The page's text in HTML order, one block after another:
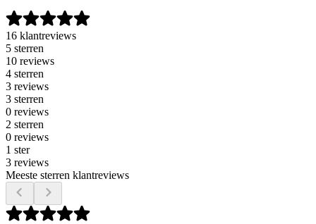
16 klantreviews
5 sterren
10 reviews
4 sterren
3 reviews
3 sterren
0 reviews
2 sterren
0 reviews
1 ster
3 reviews
Meeste sterren klantreviews